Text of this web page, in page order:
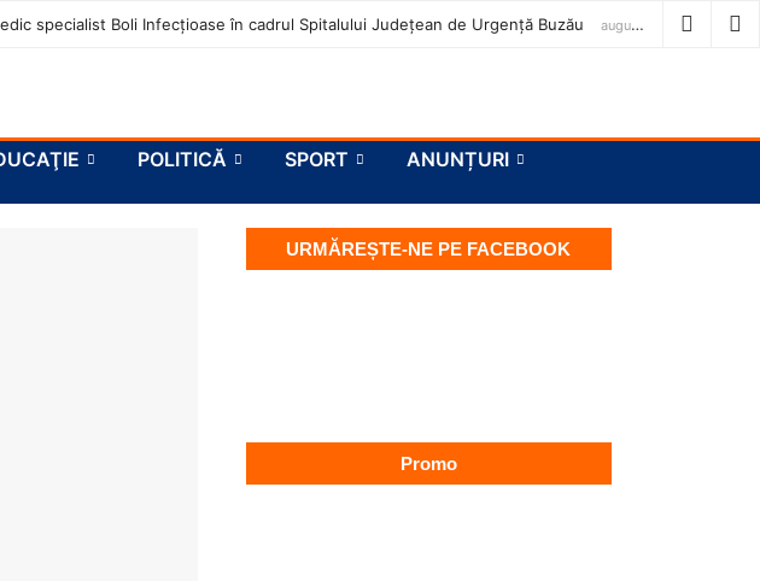
specialist Boli Infecțioase în cadrul Spitalului Județean de Urgență Buzău august 7, 2026
POLITICĂ SPORT
ANUNȚURI
URMĂREȘTE-NE PE FACEBOOK
Promo